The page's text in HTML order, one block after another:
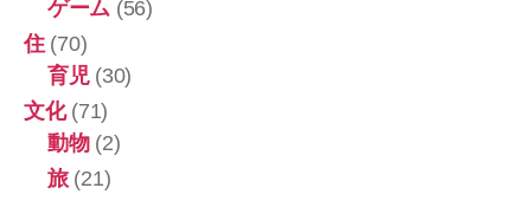
ゲーム (56)
住(70)
育児(30)
文化(71)
動物(2)
旅(21)